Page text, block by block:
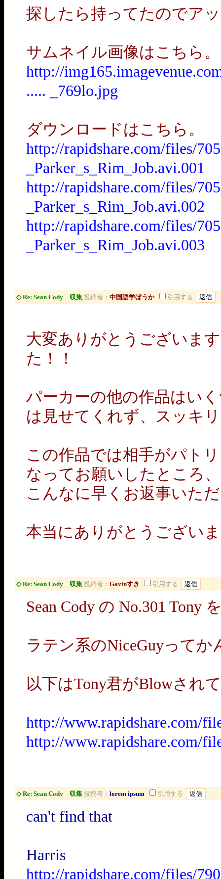
探したら持ってたのでア
サムネイル画像はこちら。
http://
..... _769lo.jpg
ダウンロードはこちら。
http://rapidshare.com/files/
_Parker_s_Rim_Job.avi.001
http://rapidshare.com/files/
_Parker_s_Rim_Job.avi.002
http://rapidshare.com/files/
_Parker_s_Rim_Job.avi.003
◇ Re: Sean Cody 収集 投稿者： 中国語学ぼうか 引用する
大変ありがとうございま
た！！
パーカーの他の作品はい
は見せてくれず、スッキ
この作品では相手がパト
なってお願いしたところ、
こんなに早くお返事いた
本当にありがとうござい
◇ Re: Sean Cody 収集 投稿者： Gavinすき 引用する
Sean Cody の No.301 Tony
ラテン系のNiceGuyってか
以下はTony君がBlowされ
http://www.rapidshare.com/
http://www.rapidshare.com/
◇ Re: Sean Cody 収集 投稿者： lorem ipsum 引用する
can't find that
Harris
http://rapidshare.com/files/